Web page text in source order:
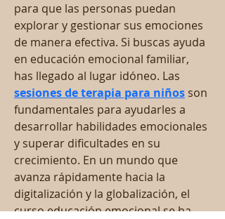
para que las personas puedan
explorar y gestionar sus emociones
de manera efectiva. Si buscas ayuda
en educación emocional familiar,
has llegado al lugar idóneo. Las
sesiones de terapia para niños son
fundamentales para ayudarles a
desarrollar habilidades emocionales
y superar dificultades en su
crecimiento. En un mundo que
avanza rápidamente hacia la
digitalización y la globalización, el
curso educación emocional se ha